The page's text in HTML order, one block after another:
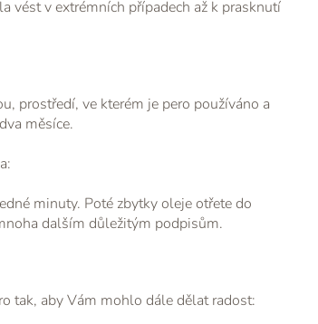
vést v extrémních případech až k prasknutí
prostředí, ve kterém je pero používáno a
měsíce.
minuty. Poté zbytky oleje otřete do
dalším důležitým podpisům.
tak, aby Vám mohlo dále dělat radost: